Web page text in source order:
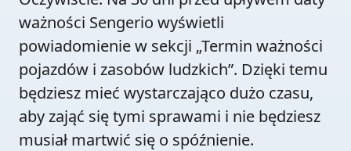
ważności Sengerio wyświetli
powiadomienie w sekcji „Termin ważności
pojazdów i zasobów ludzkich”. Dzięki temu
będziesz mieć wystarczająco dużo czasu,
aby zająć się tymi sprawami i nie będziesz
musiał martwić się o spóźnienie.